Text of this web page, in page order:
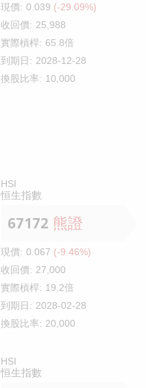
現價: 0.039 (-29.09%)
收回價: 25,988
實際槓桿: 65.8倍
到期日: 2028-12-28
換股比率: 10,000
HSI
恒生指數
67172 熊證
現價: 0.067 (-9.46%)
收回價: 27,000
實際槓桿: 19.2倍
到期日: 2028-02-28
換股比率: 20,000
HSI
恒生指數